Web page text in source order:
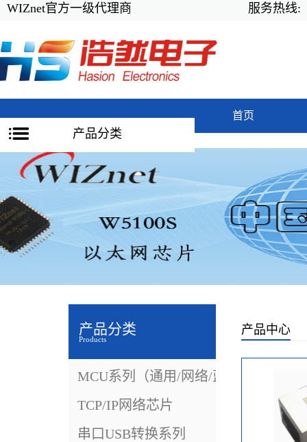
WIZnet官方一级代理商 服务热线:
产品分类
首页
产品分类
Products
MCU系列（通用/网络/蓝牙）
TCP/IP网络芯片
串口USB转换系列
产品中心